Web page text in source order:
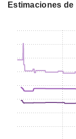
Estimaciones